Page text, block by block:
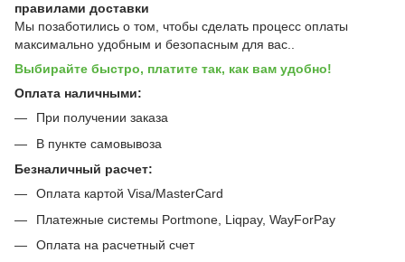
правилами доставки
Мы позаботились о том, чтобы сделать процесс оплаты
максимально удобным и безопасным для вас..
Выбирайте быстро, платите так, как вам удобно!
Оплата наличными:
При получении заказа
В пункте самовывоза
Безналичный расчет:
Оплата картой Visa/MasterCard
Платежные системы Portmone, Liqpay, WayForPay
Оплата на расчетный счет